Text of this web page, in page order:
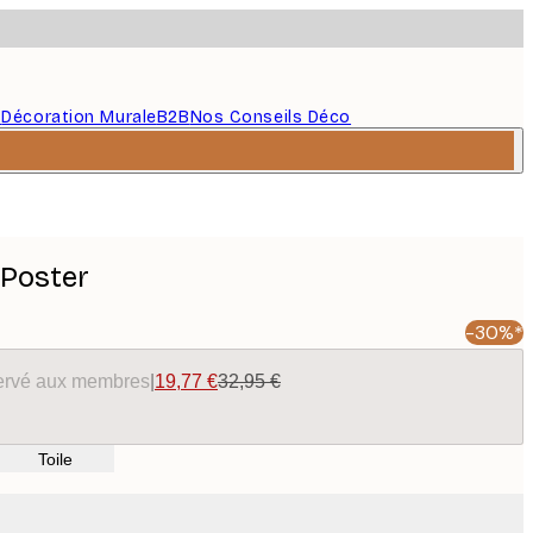
Décoration MuraleB2BNos Conseils Déco
-30%*
aux membres 19,77 €32,95 €
Toile